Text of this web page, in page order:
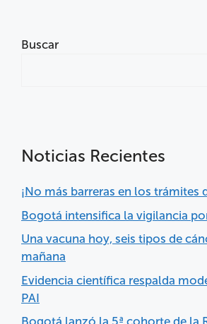
Buscar
Noticias Recientes
¡No más barreras en los trámites
Bogotá intensifica la vigilancia
Una vacuna hoy, seis tipos de
mañana
Evidencia científica respalda
PAI